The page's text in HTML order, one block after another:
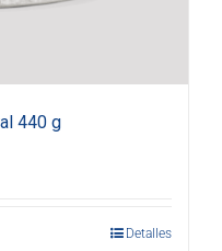
440 g
Detalles